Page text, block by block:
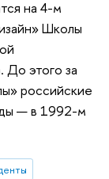
на 4-м
Школы
До этого за
российские
— в 1992-м